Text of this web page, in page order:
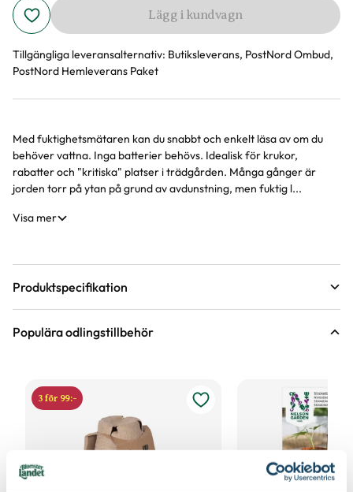
Lägg i kundvagn
Tillgängliga leveransalternativ: Butiksleverans, PostNord Ombud,
PostNord Hemleverans Paket
Produktinformation
Med fuktighetsmätaren kan du snabbt och enkelt läsa av om du
behöver vattna. Inga batterier behövs. Idealisk för krukor,
rabatter och "kritiska" platser i trädgården. Många gånger är
jorden torr på ytan på grund av avdunstning, men fuktig l...
Visa mer
Produktspecifikation
Varumärke Nelson Garden
Populära odlingstillbehör
3 för 99:-